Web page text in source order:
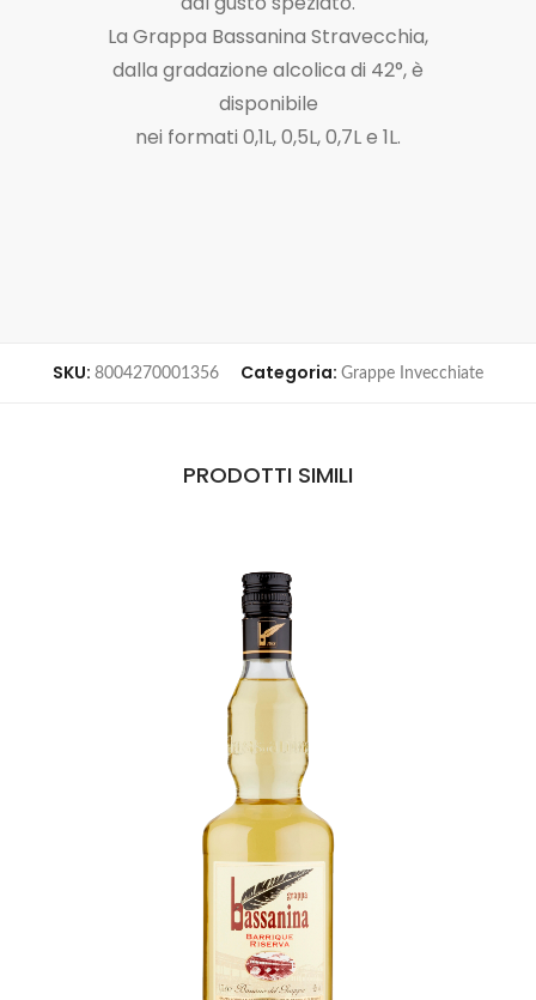
La Grappa Bassanina Stravecchia,
dalla gradazione alcolica di 42°, è
disponibile
nei formati 0,1L, 0,5L, 0,7L e 1L.
SKU: 8004270001356 Categoria: Grappe Invecchiate
PRODOTTI SIMILI